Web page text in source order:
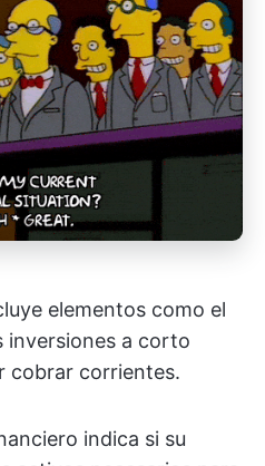
elementos como el
inversiones a corto
cobrar corrientes.
indica si su